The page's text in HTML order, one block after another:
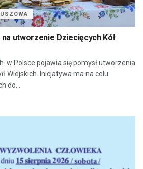
utworzenie Dziecięcych Kół
w Polsce pojawia się pomysł utworzenia
Wiejskich. Inicjatywa ma na celu
do...